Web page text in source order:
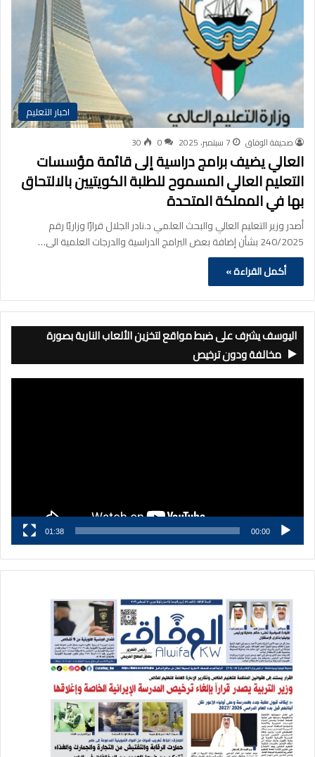
اخبار التعليم
صحيفة الوفاق 7 سبتمبر، 2025 0
30
العالي يضيف برامج دراسية إلى قائمة مؤسسات
التعليم العالي المسموح للطلبة الكويتيين بالالتحاق
بها في المملكة المتحدة
أصدر وزير التعليم العالي والبحث العلمي د.نادر الجلال قرارًا وزاريًا رقم
240/2025 بشأن إضافة بعض البرامج الدراسية والدرجات العلمية الى…
أكمل القراءة »
اليوسف يشرف على ضبط مواقع لتخزين الألعاب النارية بصورة
مخالفة ودون ترخيص
00:00
01:38